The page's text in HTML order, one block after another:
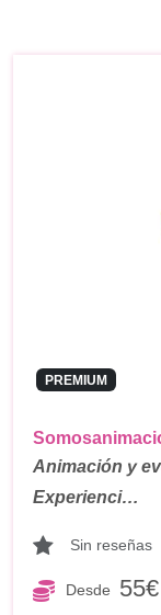
PREMIUM
Animación y
Experienci…
Sin reseñas
Desde 55€